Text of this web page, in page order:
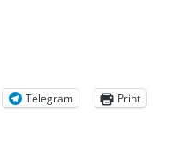
Telegram Print